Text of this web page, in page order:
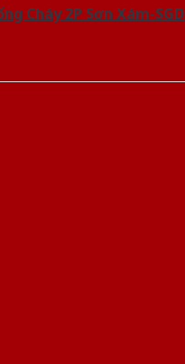
Cháy 2P Sơn Xám-SGD